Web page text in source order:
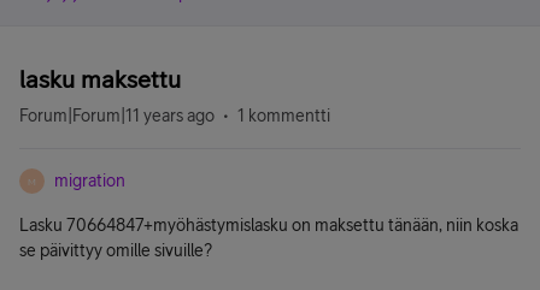
lasku maksettu
Forum|Forum|11 years ago 1 kommentti
M migration
Lasku 70664847+myöhästymislasku on maksettu tänään, niin koska
se päivittyy omille sivuille?